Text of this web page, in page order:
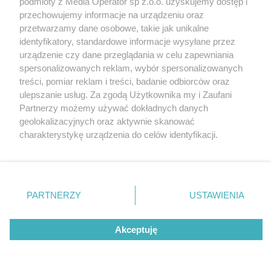
Tarnowskie Góry
Ruda Śląska
Świętochłowice
Tychy
Bytom
Katowice
Gliwice
Zabrze
Zagłębie
Newsletter
Reklama
przechowujemy informacje na urządzeniu oraz
przetwarzamy dane osobowe, takie jak unikalne
identyfikatory, standardowe informacje wysyłane przez
urządzenie czy dane przeglądania w celu zapewniania
spersonalizowanych reklam, wybór spersonalizowanych
treści, pomiar reklam i treści, badanie odbiorców oraz
ulepszanie usług. Za zgodą Użytkownika my i Zaufani
Partnerzy możemy używać dokładnych danych
geolokalizacyjnych oraz aktywnie skanować
charakterystykę urządzenia do celów identyfikacji.
zmienić/wycofać klikając przycisk ustawień prywatności
znajdujący się w lewym dolnym rogu strony
rodzaje przetwarzania danych nie wymagają zgody
użytkownika, ale masz prawo sprzeciwić się takiemu
przetwarzaniu. Preferencje będą miały zastosowania tylko
PARTNERZY USTAWIENIA
Akceptuję